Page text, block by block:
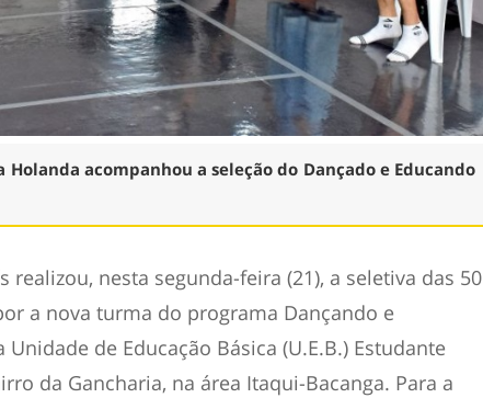
acompanhou a seleção do Dançado e Educando
realizou, nesta segunda-feira (21), a seletiva das 50
a nova turma do programa Dançando e
de Educação Básica (U.E.B.) Estudante
da Gancharia, na área Itaqui-Bacanga. Para a